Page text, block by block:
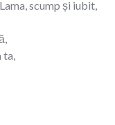
scump și iubit,
ta,